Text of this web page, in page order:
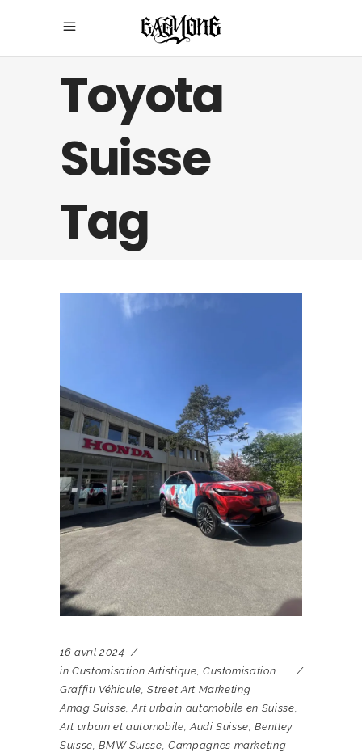
Toyota
Suisse
Tag
16 avril 2024
in Customisation Artistique, Customisation
Graffiti Véhicule,Street Art Marketing
Amag Suisse,Art urbain automobile en Suisse,
Art urbain et automobile,Audi Suisse,Bentley
Suisse,BMW Suisse,Campagnes marketing